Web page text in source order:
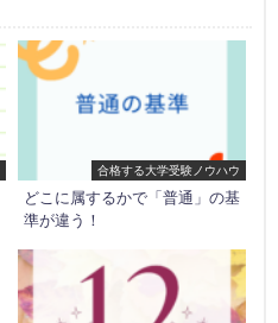
合格する大学受験ノウハウ
どこに属するかで「普通」の基
準が違う！